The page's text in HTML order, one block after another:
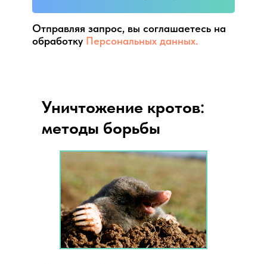
Отправляя запрос, вы соглашаетесь на
обработку Персональных данных.
Уничтожение кротов:
методы борьбы